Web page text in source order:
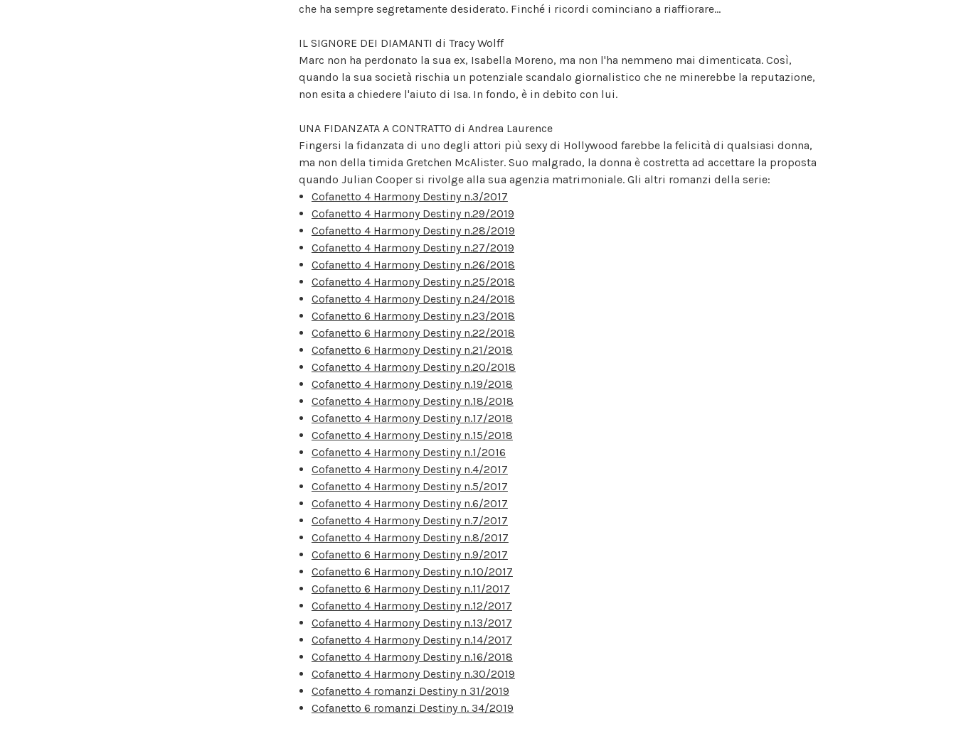
che ha sempre segretamente desiderato. Finché i ricordi cominciano a riaffiorare...
IL SIGNORE DEI DIAMANTI di Tracy Wolff
Marc non ha perdonato la sua ex, Isabella Moreno, ma non l'ha nemmeno mai dimenticata. Così,
quando la sua società rischia un potenziale scandalo giornalistico che ne minerebbe la reputazione,
non esita a chiedere l'aiuto di Isa. In fondo, è in debito con lui.
UNA FIDANZATA A CONTRATTO di Andrea Laurence
Fingersi la fidanzata di uno degli attori più sexy di Hollywood farebbe la felicità di qualsiasi donna,
ma non della timida Gretchen McAlister. Suo malgrado, la donna è costretta ad accettare la proposta
quando Julian Cooper si rivolge alla sua agenzia matrimoniale. Gli altri romanzi della serie:
Cofanetto 4 Harmony Destiny n.3/2017
Cofanetto 4 Harmony Destiny n.29/2019
Cofanetto 4 Harmony Destiny n.28/2019
Cofanetto 4 Harmony Destiny n.27/2019
Cofanetto 4 Harmony Destiny n.26/2018
Cofanetto 4 Harmony Destiny n.25/2018
Cofanetto 4 Harmony Destiny n.24/2018
Cofanetto 6 Harmony Destiny n.23/2018
Cofanetto 6 Harmony Destiny n.22/2018
Cofanetto 6 Harmony Destiny n.21/2018
Cofanetto 4 Harmony Destiny n.20/2018
Cofanetto 4 Harmony Destiny n.19/2018
Cofanetto 4 Harmony Destiny n.18/2018
Cofanetto 4 Harmony Destiny n.17/2018
Cofanetto 4 Harmony Destiny n.15/2018
Cofanetto 4 Harmony Destiny n.1/2016
Cofanetto 4 Harmony Destiny n.4/2017
Cofanetto 4 Harmony Destiny n.5/2017
Cofanetto 4 Harmony Destiny n.6/2017
Cofanetto 4 Harmony Destiny n.7/2017
Cofanetto 4 Harmony Destiny n.8/2017
Cofanetto 6 Harmony Destiny n.9/2017
Cofanetto 6 Harmony Destiny n.10/2017
Cofanetto 6 Harmony Destiny n.11/2017
Cofanetto 4 Harmony Destiny n.12/2017
Cofanetto 4 Harmony Destiny n.13/2017
Cofanetto 4 Harmony Destiny n.14/2017
Cofanetto 4 Harmony Destiny n.16/2018
Cofanetto 4 Harmony Destiny n.30/2019
Cofanetto 4 romanzi Destiny n 31/2019
Cofanetto 6 romanzi Destiny n. 34/2019